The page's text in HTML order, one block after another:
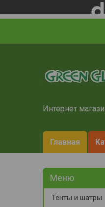
Интернет
Главная
Тенты и шатры